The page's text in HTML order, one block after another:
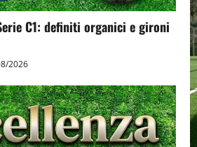
C1: definiti organici e gironi
2026